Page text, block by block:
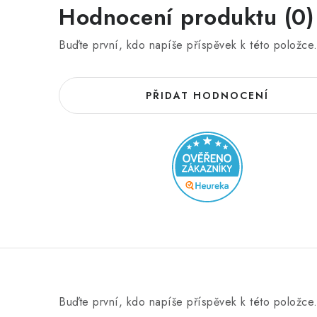
Hodnocení produktu (0)
Buďte první, kdo napíše příspěvek k této položce.
PŘIDAT HODNOCENÍ
Buďte první, kdo napíše příspěvek k této položce.